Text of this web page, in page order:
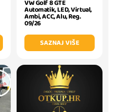
VW Golf 8 GTE
Automatik, LED, Virtual,
Ambi, ACC, Alu, Reg.
09/26
SAZNAJ VIŠE